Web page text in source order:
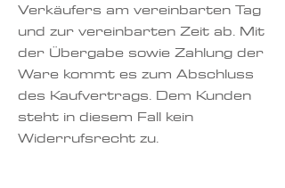
Verkäufers am vereinbarten Tag
und zur vereinbarten Zeit ab. Mit
der Übergabe sowie Zahlung der
Ware kommt es zum Abschluss
des Kaufvertrags. Dem Kunden
steht in diesem Fall kein
Widerrufsrecht zu.